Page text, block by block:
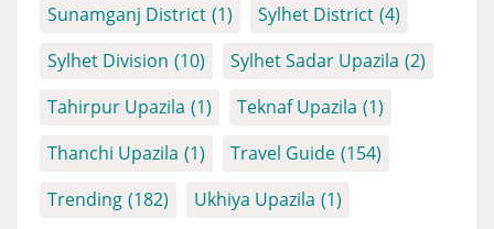
Sunamganj District (1) Sylhet District (4)
Sylhet Division (10) Sylhet Sadar Upazila (2)
Tahirpur Upazila (1) Teknaf Upazila (1)
Thanchi Upazila (1) Travel Guide (154)
Trending (182) Ukhiya Upazila (1)